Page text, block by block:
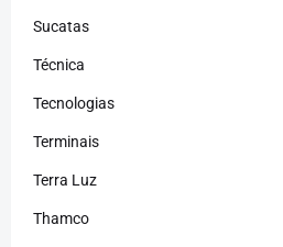
Sucatas
Técnica
Tecnologias
Terminais
Terra Luz
Thamco